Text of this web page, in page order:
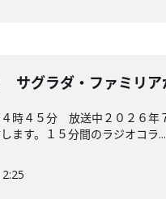
サグラダ・ファミリア
時４５分 放送中２０２６年
ます。１５分間のラジオコラ...